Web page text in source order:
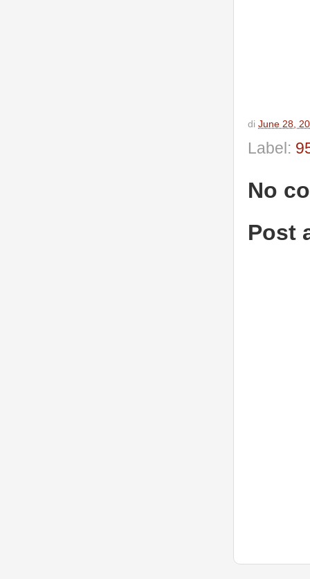
di June 28,
Label:
No
Post